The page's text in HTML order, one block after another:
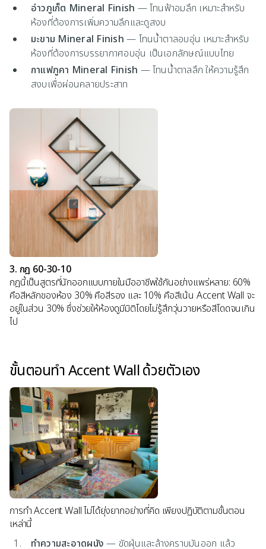
อ่าวภูเก็ต Mineral Finish — โทนฟ้าอมลึก เหมาะสำหรับ
ห้องที่ต้องการเพิ่มความลึกและดูสงบ
มะขาม Mineral Finish — โทนน้ำตาลอบอุ่น เหมาะสำหรับ
ห้องที่ต้องการบรรยากาศอบอุ่น เป็นเอกลักษณ์แบบไทย
กาแฟภูคา Mineral Finish — โทนน้ำตาลลึก ให้ความรู้สึก
สงบเพื่อผ่อนคลายประสาท
3. กฎ 60-30-10
กฎนี้เป็นสูตรที่นักออกแบบภายในมืออาชีพใช้กันอย่างแพร่หลาย: 60%
คือสีหลักของห้อง 30% คือสีรอง และ 10% คือสีเน้น Accent Wall จะ
อยู่ในส่วน 30% ซึ่งช่วยให้ห้องดูมีมิติโดยไม่รู้สึกวุ่นวายหรือสีโดดจนเกิน
ไป
ขั้นตอนทำ Accent Wall ด้วยตัวเอง
การทำ Accent Wall ไม่ได้ยุ่งยากอย่างที่คิด เพียงปฏิบัติตามขั้นตอน
เหล่านี้
ทำความสะอาดผนัง — ขัดฝุ่นและล้างคราบมันออก แล้ว